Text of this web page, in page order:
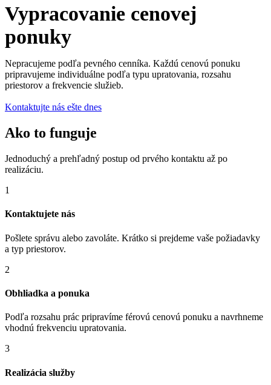
Vypracovanie cenovej
ponuky
Nepracujeme podľa pevného cenníka. Každú cenovú ponuku
pripravujeme individuálne podľa typu upratovania, rozsahu
priestorov a frekvencie služieb.
Kontaktujte nás ešte dnes
Ako to funguje
Jednoduchý a prehľadný postup od prvého kontaktu až po
realizáciu.
1
Kontaktujete nás
Pošlete správu alebo zavoláte. Krátko si prejdeme vaše požiadavky
a typ priestorov.
2
Obhliadka a ponuka
Podľa rozsahu prác pripravíme férovú cenovú ponuku a navrhneme
vhodnú frekvenciu upratovania.
3
Realizácia služby